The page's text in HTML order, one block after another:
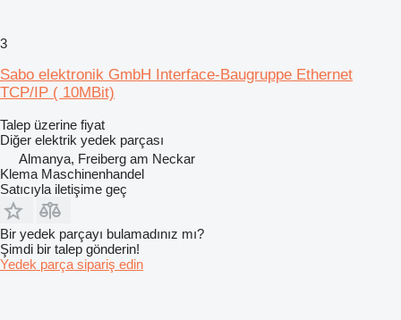
3
Sabo elektronik GmbH Interface-Baugruppe Ethernet
TCP/IP ( 10MBit)
Talep üzerine fiyat
Diğer elektrik yedek parçası
Almanya, Freiberg am Neckar
Klema Maschinenhandel
Satıcıyla iletişime geç
Bir yedek parçayı bulamadınız mı?
Şimdi bir talep gönderin!
Yedek parça sipariş edin